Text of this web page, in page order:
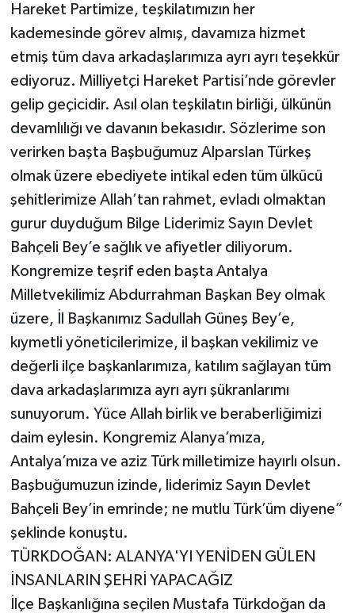
Hareket Partimize, teşkilatımızın her
kademesinde görev almış, davamıza hizmet
etmiş tüm dava arkadaşlarımıza ayrı ayrı teşekkür
ediyoruz. Milliyetçi Hareket Partisi’nde görevler
gelip geçicidir. Asıl olan teşkilatın birliği, ülkünün
devamlılığı ve davanın bekasıdır. Sözlerime son
verirken başta Başbuğumuz Alparslan Türkeş
olmak üzere ebediyete intikal eden tüm ülkücü
şehitlerimize Allah’tan rahmet, evladı olmaktan
gurur duyduğum Bilge Liderimiz Sayın Devlet
Bahçeli Bey’e sağlık ve afiyetler diliyorum.
Kongremize teşrif eden başta Antalya
Milletvekilimiz Abdurrahman Başkan Bey olmak
üzere, İl Başkanımız Sadullah Güneş Bey’e,
kıymetli yöneticilerimize, il başkan vekilimiz ve
değerli ilçe başkanlarımıza, katılım sağlayan tüm
dava arkadaşlarımıza ayrı ayrı şükranlarımı
sunuyorum. Yüce Allah birlik ve beraberliğimizi
daim eylesin. Kongremiz Alanya’mıza,
Antalya’mıza ve aziz Türk milletimize hayırlı olsun.
Başbuğumuzun izinde, liderimiz Sayın Devlet
Bahçeli Bey’in emrinde; ne mutlu Türk’üm diyene”
şeklinde konuştu.
TÜRKDOĞAN: ALANYA'YI YENİDEN GÜLEN
İNSANLARIN ŞEHRİ YAPACAĞIZ
İlçe Başkanlığına seçilen Mustafa Türkdoğan da